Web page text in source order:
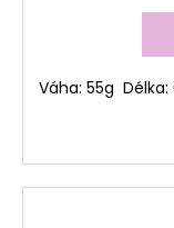
Váha: 55g